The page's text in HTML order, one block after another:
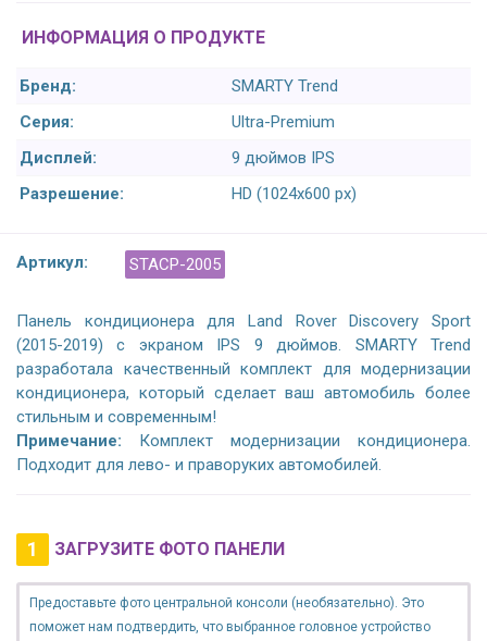
ИНФОРМАЦИЯ О ПРОДУКТЕ
Бренд:
SMARTY Trend
Серия:
Ultra-Premium
Дисплей:
9 дюймов IPS
Разрешение:
HD (1024х600 px)
Артикул: STACP-2005
Панель кондиционера для Land Rover Discovery Sport
(2015-2019) с экраном IPS 9 дюймов. SMARTY Trend
разработала качественный комплект для модернизации
кондиционера, который сделает ваш автомобиль более
стильным и современным!
Примечание: Комплект модернизации кондиционера.
Подходит для лево- и праворуких автомобилей.
1 ЗАГРУЗИТЕ ФОТО ПАНЕЛИ
Предоставьте фото центральной консоли (необязательно). Это
поможет нам подтвердить, что выбранное головное устройство